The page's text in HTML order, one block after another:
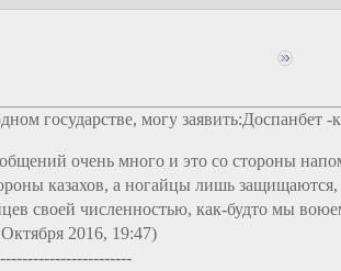
государстве, могу заявить:Доспанбет -
очень много и это со стороны
казахов, а ногайцы лишь защищаются,
своей численностью, как-будто мы
2016, 19:47)